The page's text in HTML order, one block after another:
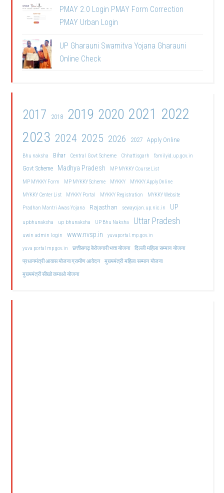
PMAY 2.0 Login PMAY Form Correction
PMAY Urban Login
UP Gharauni Swamitva Yojana Gharauni
Online Check
2017 2018 2019 2020 2021 2022
2023 2024 2025 2026 2027 Apply Online
Bhu naksha Bihar Central Govt Scheme Chhattisgarh familyid.up.gov.in
Govt Scheme Madhya Pradesh
MP MYKKY Course List
MP MYKKY Form
MP MYKKY Scheme MYKKY
MYKKY Apply Online
MYKKY Center List
MYKKY Portal MYKKY Registration
MYKKY Website
Pradhan Mantri Awas Yojana
Rajasthan sewayojan.up.nic.in UP
upbhunaksha up bhunaksha UP Bhu Naksha Uttar Pradesh
uwin admin login www.nvsp.in
yuvaportal.mp.gov.in
yuva portal mp gov.in
छत्तीसगढ़ बेरोजगारी भत्ता योजना दिल्ली महिला सम्मान योजना
प्रधानमंत्री आवास योजना ग्रामीण आवेदन मुख्यमंत्री महिला सम्मान योजना
मुख्यमंत्री सीखो कमाओ योजना